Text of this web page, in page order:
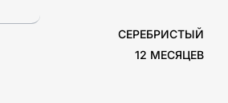
СЕРЕБРИСТЫЙ
12 МЕСЯЦЕВ